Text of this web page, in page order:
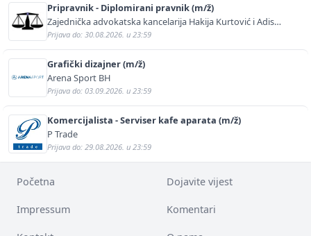
Pripravnik - Diplomirani pravnik (m/ž)
Zajednička advokatska kancelarija Hakija Kurtović i Adis
Kurtović
Prijava do: 30.08.2026. u 23:59
Grafički dizajner (m/ž)
Arena Sport BH
Prijava do: 03.09.2026. u 23:59
Komercijalista - Serviser kafe aparata (m/ž)
P Trade
Prijava do: 29.08.2026. u 23:59
Početna Dojavite vijest
Impressum Komentari